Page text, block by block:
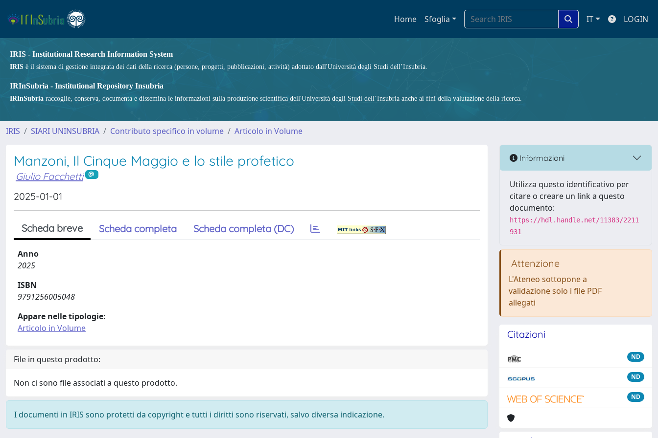
Home Sfoglia IT LOGIN
IRIS - Institutional Research Information System
IRIS è il sistema di gestione integrata dei dati della ricerca (persone, progetti, pubblicazioni, attività) adottato dall'Università degli Studi dell’Insubria.
IRInSubria - Institutional Repository Insubria
IRInSubria raccoglie, conserva, documenta e dissemina le informazioni sulla produzione scientifica dell'Università degli Studi dell’Insubria anche ai fini della valutazione della ricerca.
IRIS SIARI UNINSUBRIA Contributo specifico in volume Articolo in Volume
Manzoni, Il Cinque Maggio e lo stile profetico
Giulio Facchetti
2025-01-01
Scheda breve Scheda completa Scheda completa (DC)
Anno
2025
ISBN
9791256005048
Appare nelle tipologie:
Articolo in Volume
File in questo prodotto:
Non ci sono file associati a questo prodotto.
I documenti in IRIS sono protetti da copyright e tutti i diritti sono riservati, salvo diversa indicazione.
Informazioni
Utilizza questo identificativo per
citare o creare un link a questo
documento:
https://hdl.handle.net/11383/2211
931
Attenzione
L'Ateneo sottopone a
validazione solo i file PDF
allegati
Citazioni
ND
ND
ND